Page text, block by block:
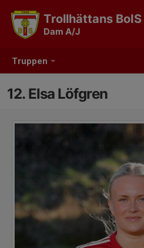
Truppen
Trollhättans BoIS
Dam A/J
12. Elsa Löfgren